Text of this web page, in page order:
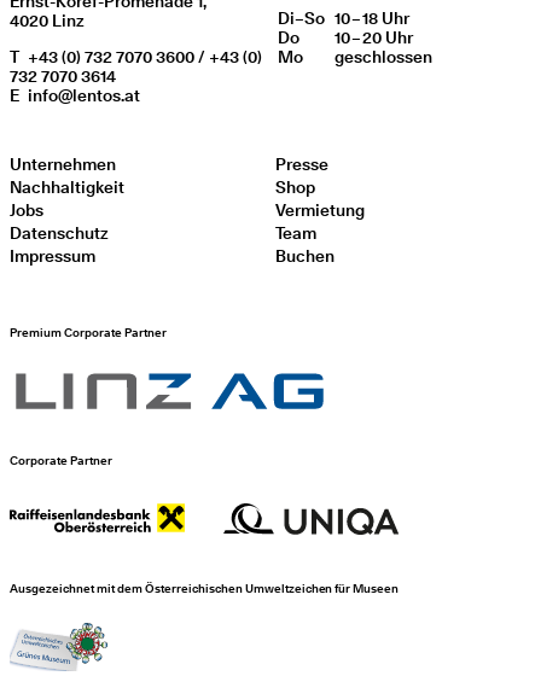
4020 Linz
T +43 (0) 732 7070 3600 / +43 (0)
732 7070 3614
E info@lentos.at
WochentagÖffnungszeiten
Di–So 10 – 18 Uhr
Do
10 – 20 Uhr
Mo
geschlos­sen
Unternehmen
Nachhaltigkeit
Jobs
Datenschutz
Impressum
Presse
Shop
Vermietung
Team
Buchen
Premium Corporate Partner
Corporate Partner
Ausgezeichnet mit dem Österreichischen Umweltzeichen für Museen